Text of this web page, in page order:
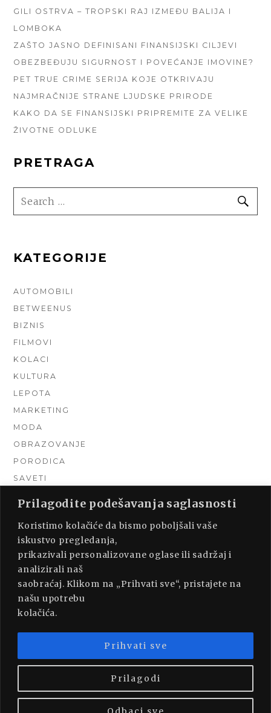
Prilagodite podešavanja saglasnosti
Koristimo kolačiće da bismo poboljšali vaše
iskustvo pregledanja,
prikazivali personalizovane oglase ili sadržaj i
analizirali naš
saobraćaj. Klikom na „Prihvati sve“, pristajete na
našu upotrebu
kolačića.
Prilagodi
Prihvati sve
GILI OSTRVA – TROPSKI RAJ IZMEĐU BALIJA I
LOMBOKA
ZAŠTO JASNO DEFINISANI FINANSIJSKI CILJEVI
OBEZBEĐUJU SIGURNOST I POVEĆANJE IMOVINE?
PET TRUE CRIME SERIJA KOJE OTKRIVAJU
NAJMRAČNIJE STRANE LJUDSKE PRIRODE
KAKO DA SE FINANSIJSKI PRIPREMITE ZA VELIKE
ŽIVOTNE ODLUKE
PRETRAGA
SEARCH
FOR:
KATEGORIJE
AUTOMOBILI
BETWEENUS
BIZNIS
FILMOVI
KOLACI
KULTURA
LEPOTA
MARKETING
MODA
OBRAZOVANJE
PORODICA
SAVETI
TURIZAM
UNCATEGORIZED
URADI SAM
UREĐENJE DOMA
ZDRAVLJE
PROUDLY POWERED BY WORDPRESS |THEME:
MUNSA LITE BY
FOXLAND